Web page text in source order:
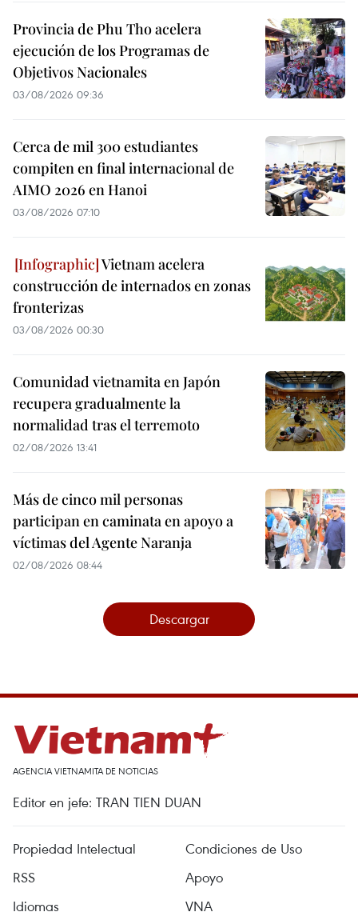
Provincia de Phu Tho acelera
ejecución de los Programas de
Objetivos Nacionales
03/08/2026 09:36
Cerca de mil 300 estudiantes
compiten en final internacional de
AIMO 2026 en Hanoi
03/08/2026 07:10
Vietnam acelera
construcción de internados en zonas
fronterizas
03/08/2026 00:30
Comunidad vietnamita en Japón
recupera gradualmente la
normalidad tras el terremoto
02/08/2026 13:41
Más de cinco mil personas
participan en caminata en apoyo a
víctimas del Agente Naranja
02/08/2026 08:44
Descargar
AGENCIA VIETNAMITA DE NOTICIAS
Editor en jefe: TRAN TIEN DUAN
Propiedad Intelectual
Condiciones de Uso
RSS
Apoyo
Idiomas
VNA